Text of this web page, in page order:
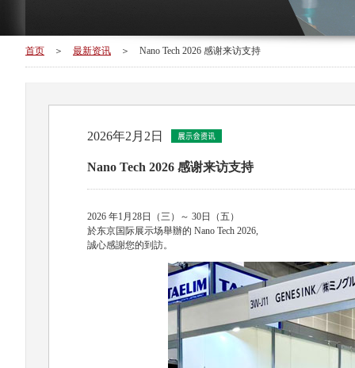
首页 ＞ 最新资讯 ＞ Nano Tech 2026 感谢来访支持
2026年2月2日
Nano Tech 2026 感谢来访支持
2026 年1月28日（三）～ 30日（五）
於东京国际展示场舉辦的 Nano Tech 2026,
誠心感謝您的到訪。